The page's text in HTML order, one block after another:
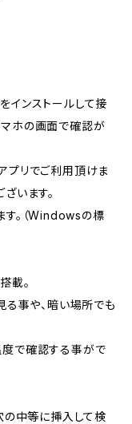
インストールして接
ホの画面で確認が
プリでご利用頂けま
います。
。（Windowsの標
載。
る事や、暗い場所でも
で確認する事がで
中等に挿入して検